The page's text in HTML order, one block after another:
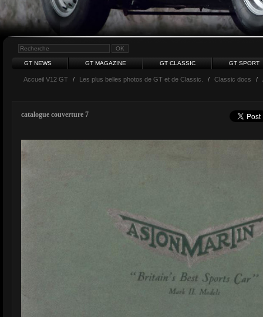
GT NEWS GT MAGAZINE GT CLASSIC GT SPORT
Accueil V12 GT / Les plus belles photos de GT et de Classic. / Classic docs /
catalogue couverture 7